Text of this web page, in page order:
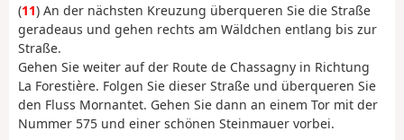
(11) An der nächsten Kreuzung überqueren Sie die Straße
geradeaus und gehen rechts am Wäldchen entlang bis zur
Straße.
Gehen Sie weiter auf der Route de Chassagny in Richtung
La Forestière. Folgen Sie dieser Straße und überqueren Sie
den Fluss Mornantet. Gehen Sie dann an einem Tor mit der
Nummer 575 und einer schönen Steinmauer vorbei.